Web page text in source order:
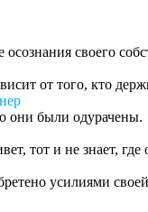
своего
от того, кто
они были одурачены.
тот и не знает,
усилиями